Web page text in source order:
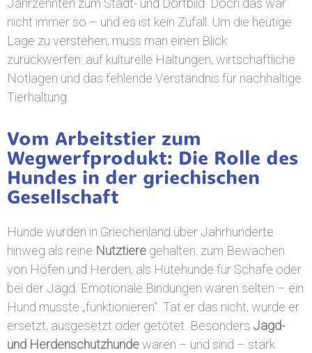
Jahrzehnten zum Stadt- und Dorfbild. Doch das war
nicht immer so – und es ist kein Zufall. Um die heutige
Lage zu verstehen, muss man einen Blick
zurückwerfen: auf kulturelle Haltungen, wirtschaftliche
Notlagen und das fehlende Verständnis für nachhaltige
Tierhaltung.
Vom Arbeitstier zum
Wegwerfprodukt: Die Rolle des
Hundes in der griechischen
Gesellschaft
Hunde wurden in Griechenland über Jahrhunderte
hinweg als reine Nutztiere gehalten: zum Bewachen
von Höfen und Herden, als Hütehunde für Schafe oder
bei der Jagd. Emotionale Bindungen waren selten – ein
Hund musste „funktionieren“. Tat er das nicht, wurde er
ersetzt, ausgesetzt oder getötet. Besonders Jagd-
und Herdenschutzhundewaren – und sind – stark